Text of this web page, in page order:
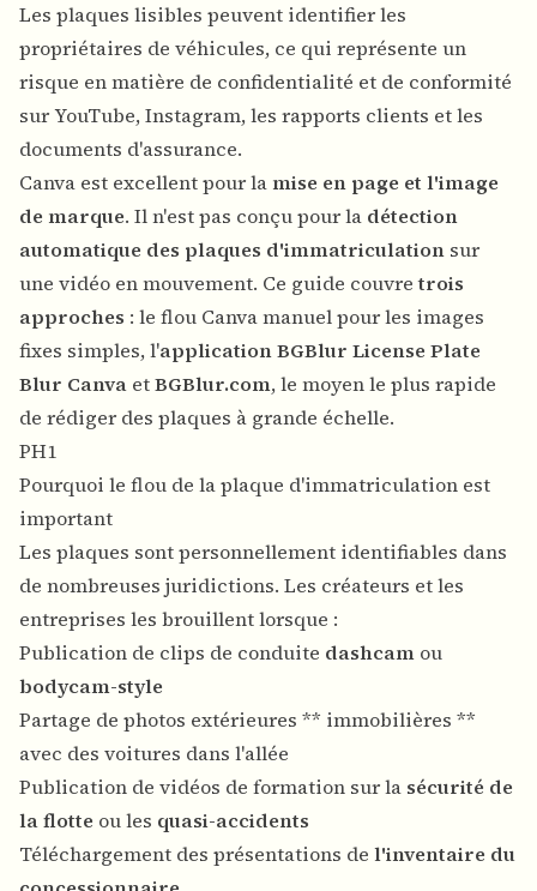
Les plaques lisibles peuvent identifier les
propriétaires de véhicules, ce qui représente un
risque en matière de confidentialité et de conformité
sur YouTube, Instagram, les rapports clients et les
documents d'assurance.
Canva est excellent pour la mise en page et l'image
de marque. Il n'est pas conçu pour la détection
automatique des plaques d'immatriculation sur
une vidéo en mouvement. Ce guide couvretrois
approches : le flou Canva manuel pour les images
fixes simples, l'application BGBlur License Plate
Blur Canva etBGBlur.com, le moyen le plus rapide
de rédiger des plaques à grande échelle.
PH1
Pourquoi le flou de la plaque d'immatriculation est
important
Les plaques sont personnellement identifiables dans
de nombreuses juridictions. Les créateurs et les
entreprises les brouillent lorsque :
Publication de clips de conduite dashcam ou
bodycam-style
Partage de photos extérieures ** immobilières **
avec des voitures dans l'allée
Publication de vidéos de formation sur la sécurité de
la flotte ou les quasi-accidents
Téléchargement des présentations de l'inventaire du